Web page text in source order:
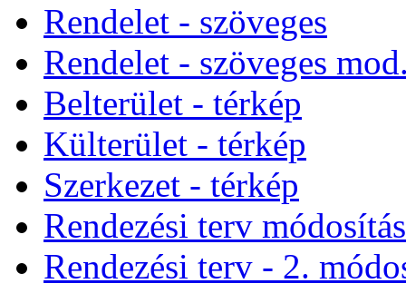
Rendelet - szöveges
Rendelet - szöveges
Belterület - térkép
Külterület - térkép
Szerkezet - térkép
Rendezési terv
Rendezési terv - 2.